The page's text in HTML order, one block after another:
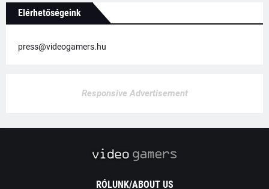
Elérhetőségeink
press@videogamers.hu
Responsive Advertisement
RÓLUNK/ABOUT US